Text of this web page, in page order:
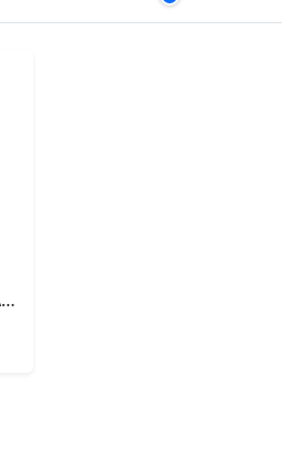
NIKE AIR FORCE 1 XÁM LÔNG CHUỘT